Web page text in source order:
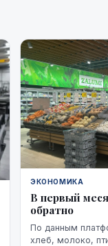
ЭКОНОМИКА
В первый
обратно
По данным
хлеб, молоко,